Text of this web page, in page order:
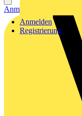
Anmelden
Registrierung
Anmelden